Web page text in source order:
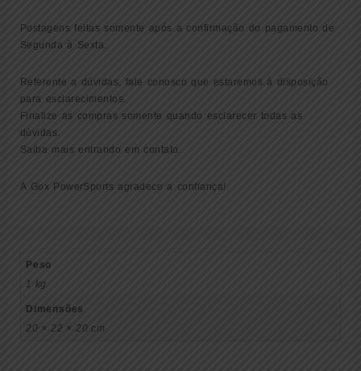
Postagens feitas somente após a confirmação do pagamento de
Segunda à Sexta.
Referente a dúvidas, fale conosco que estaremos à disposição
para esclarecimentos.
Finalize as compras somente quando esclarecer todas as
dúvidas.
Saiba mais entrando em contato.
A Gox PowerSports agradece a confiança!
Peso
1 kg
Dimensões
20 × 22 × 20 cm